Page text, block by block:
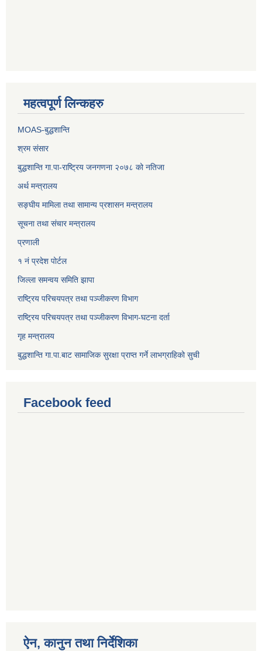
महत्वपूर्ण लिन्कहरु
MOAS-बुद्धशान्ति
श्रम संसार
बुद्धशान्ति गा.पा-राष्ट्रिय जनगणना २०७८ को नतिजा
अर्थ मन्त्रालय
सङ्‍घीय मामिला तथा सामान्य प्रशासन मन्त्रालय
सूचना तथा संचार मन्त्रालय
प्रणाली
१ नं प्रदेश पोर्टल
जिल्ला समन्वय समिति झापा
राष्ट्रिय परिचयपत्र तथा पञ्जीकरण विभाग
राष्ट्रिय परिचयपत्र तथा पञ्जीकरण विभाग-घटना दर्ता
गृह मन्त्रालय
बुद्धशान्ति गा.पा.बाट सामाजिक सुरक्षा प्राप्त गर्ने लाभग्राहिको सुची
Facebook feed
ऐन, कानुन तथा निर्देशिका